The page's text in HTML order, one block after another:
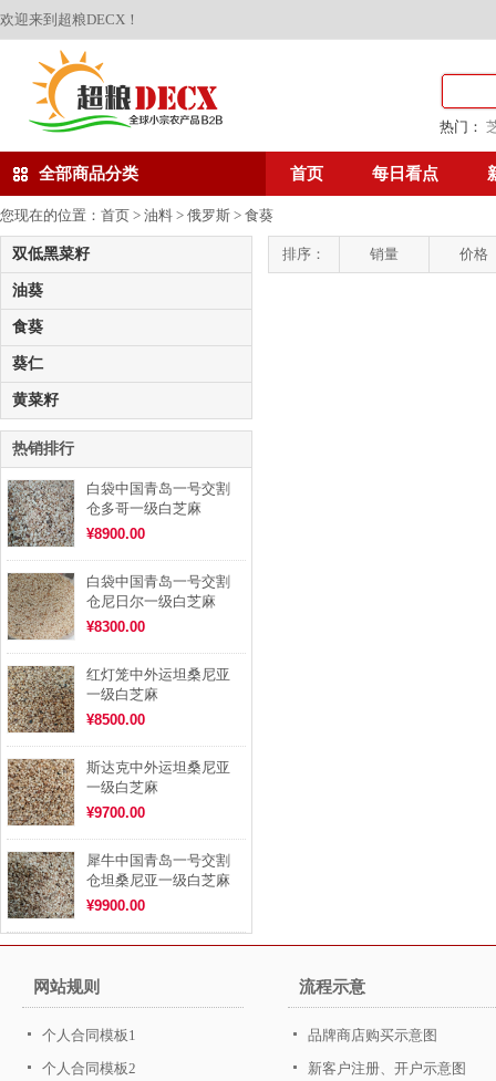
欢迎来到超粮DECX！
热门：
全部商品分类 首页 每日看点
您现在的位置： 首页 > 油料 > 俄罗斯 > 食葵
双低黑菜籽
油葵
食葵
葵仁
黄菜籽
热销排行
白袋中国青岛一号交割
仓多哥一级白芝麻
¥8900.00
白袋中国青岛一号交割
仓尼日尔一级白芝麻
¥8300.00
红灯笼中外运坦桑尼亚
一级白芝麻
¥8500.00
斯达克中外运坦桑尼亚
一级白芝麻
¥9700.00
犀牛中国青岛一号交割
仓坦桑尼亚一级白芝麻
¥9900.00
排序： 销量 价格
网站规则
个人合同模板1
个人合同模板2
流程示意
品牌商店购买示意图
新客户注册、开户示意图